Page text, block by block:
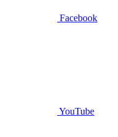
Facebook
YouTube